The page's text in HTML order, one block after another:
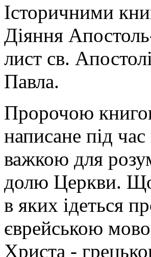
Історичними
Діяння
лист св.
Павла.
Пророчою
написане під
важкою для
долю Церкви.
в яких ідеться
єврейською
Христа -